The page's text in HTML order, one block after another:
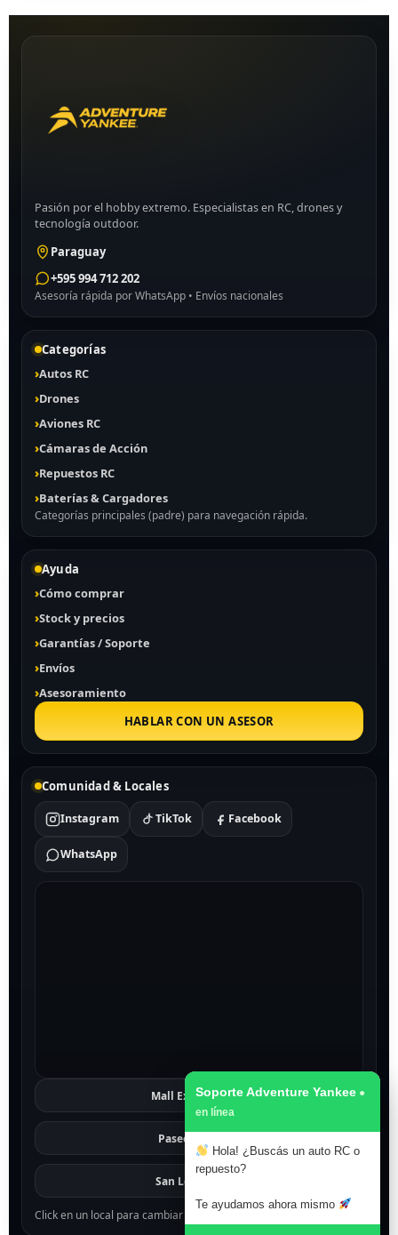
Pasión por el hobby extremo. Especialistas en RC, drones y
tecnología outdoor.
Paraguay
+595 994 712 202
Asesoría rápida por WhatsApp • Envíos nacionales
Categorías
Autos RC
Drones
Aviones RC
Cámaras de Acción
Repuestos RC
Baterías & Cargadores
Categorías principales (padre) para navegación rápida.
Ayuda
Cómo comprar
Stock y precios
Garantías / Soporte
Envíos
Asesoramiento
HABLAR CON UN ASESOR
Comunidad & Locales
Instagram TikTok Facebook
WhatsApp
Mall Excelsior Ver
Paseo 1811
San Lorenzo
Click en un local para cambiar el mapa.
Soporte Adventure Yankee
Hola! ¿Buscás un auto RC o
repuesto?
Te ayudamos ahora mismo